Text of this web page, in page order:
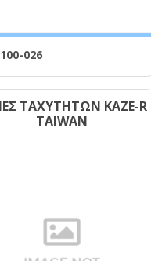
026
ΤΑΧΥΤΗΤΩΝ ΚΑΖΕ-R
ΤΑΙWΑΝ